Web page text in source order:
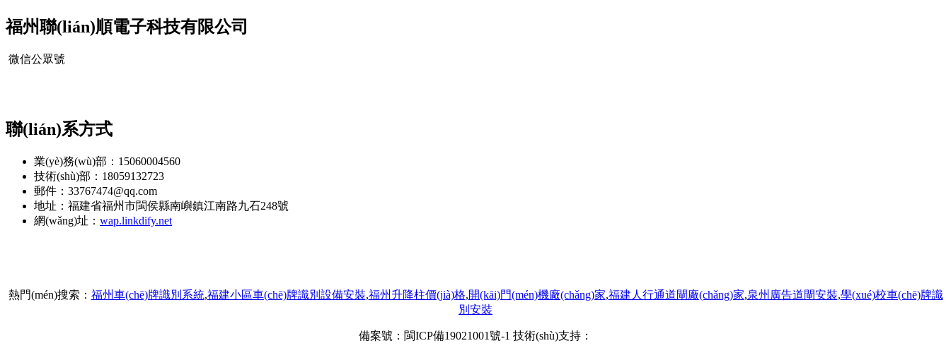
福州聯(lián)順電子科技有限公司
微信公眾號
聯(lián)系方式
業(yè)務(wù)部：15060004560
技術(shù)部：18059132723
郵件：33767474@qq.com
地址：福建省福州市閩侯縣南嶼鎮江南路九石248號
網(wǎng)址： wap.linkdify.net
熱門(mén)搜索： 福州車(chē)牌識別系統,福建小區車(chē)牌識別設備安裝,福州升降柱價(jià)格,開(kāi)門(mén)機廠(chǎng)家,福建人行通道閘廠(chǎng)家,泉州廣告道閘安裝,學(xué)校車(chē)牌識
別安裝
備案號： 閩ICP備19021001號-1 技術(shù)支持：